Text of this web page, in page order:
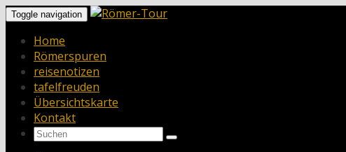
Toggle navigation
Home
Römerspuren
reisenotizen
tafelfreuden
Übersichtskarte
Kontakt